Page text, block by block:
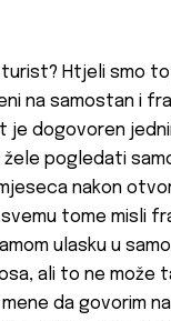
Htjeli smo
na samostan i
dogovoren
pogledati
nakon
tome misli
ulasku u
ali to ne može
da govorim